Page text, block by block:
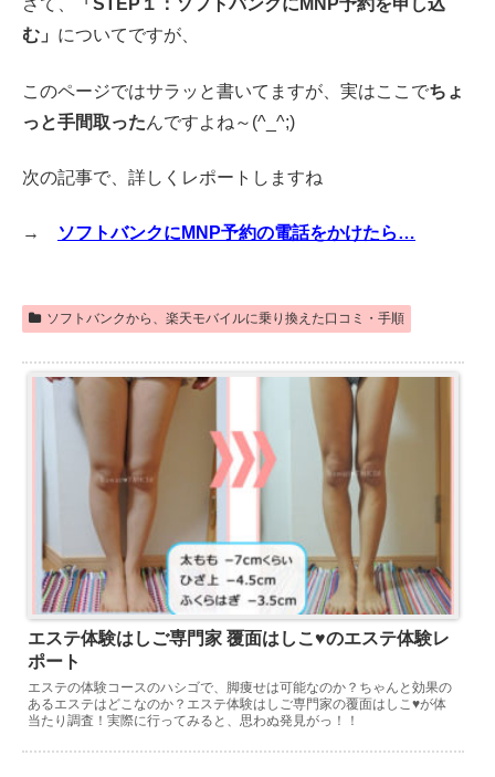
さて、
「STEP１：ソフトバンクにMNP予約を申し込
む」 についてですが、
このページではサラッと書いてますが、実はここでちょ
っと手間取ったんですよね～(^_^;)
次の記事で、詳しくレポートしますね
→ ソフトバンクにMNP予約の電話をかけたら…
ソフトバンクから、楽天モバイルに乗り換えた口コミ・手順
エステ体験はしご専門家 覆面はしこ♥のエステ体験レ
ポート
エステの体験コースのハシゴで、脚痩せは可能なのか？ちゃんと効果の
あるエステはどこなのか？エステ体験はしご専門家の覆面はしこ♥が体
当たり調査！実際に行ってみると、思わぬ発見がっ！！